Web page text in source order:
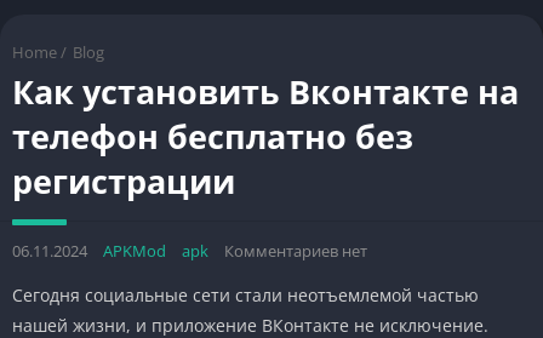
Home / Blog
Как установить Вконтакте на
телефон бесплатно без
регистрации
06.11.2024 APKMod apk Комментариев нет
Сегодня социальные сети стали неотъемлемой частью
нашей жизни, и приложение ВКонтакте не исключение.